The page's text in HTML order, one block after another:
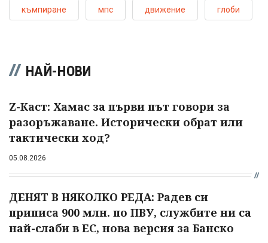
къмпиране мпс движение глоби
НАЙ-НОВИ
Z-Каст: Хамас за първи път говори за
разоръжаване. Исторически обрат или
тактически ход?
05.08.2026
ДЕНЯТ В НЯКОЛКО РЕДА: Радев си
приписа 900 млн. по ПВУ, службите ни са
най-слаби в ЕС, нова версия за Банско